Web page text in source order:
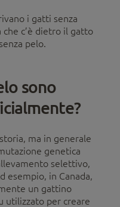
i gatti senza
che c’è dietro il gatto
senza pelo.
sono
ma in generale
genetica
selettivo,
esempio, in Canada,
un gattino
utilizzato per creare